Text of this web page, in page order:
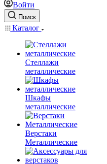
Войти
Поиск
Каталог
Стеллажи
металлические
Шкафы
металлические
Верстаки
Металлические